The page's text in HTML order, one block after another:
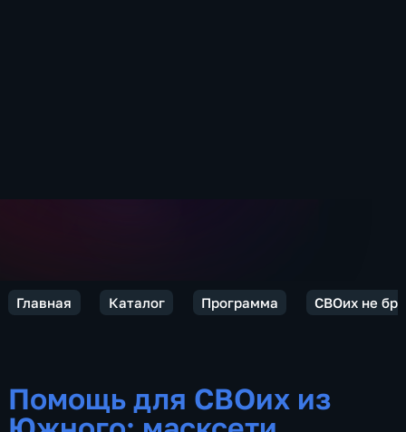
Главная Каталог Программа СВОих не
Помощь для СВОих из